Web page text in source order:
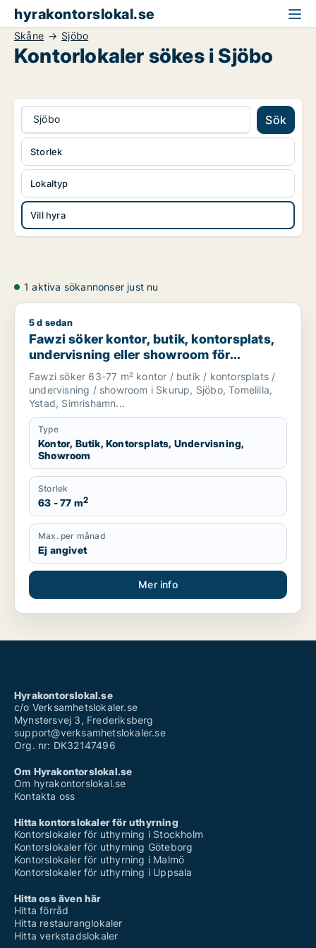
hyrakontorslokal.se
Skåne Sjöbo
Kontorlokaler sökes i Sjöbo
Sjöbo Sök
Lokaltyp
Vill hyra
Storlek
1 aktiva sökannonser just nu
Fawzi söker kontor, butik, kontorsplats, undervisning eller
5 d sedan
Fawzi söker kontor, butik, kontorsplats,
undervisning eller showroom för
uthyrning i Skurup, Sjöbo eller Tomelilla
m.fl.
Fawzi söker 63-77 m² kontor / butik / kontorsplats /
undervisning / showroom i Skurup, Sjöbo, Tomelilla,
Ystad, Simrishamn...
Type
Kontor, Butik, Kontorsplats, Undervisning,
Showroom
Storlek
63 - 77 m2
Max. per månad
Ej angivet
Mer info
Hyrakontorslokal.se
c/o Verksamhetslokaler.se
Mynstersvej 3, Frederiksberg
support@verksamhetslokaler.se
Org. nr: DK32147496
Om Hyrakontorslokal.se
Om hyrakontorslokal.se
Kontakta oss
Hitta kontorslokaler för uthyrning
Kontorslokaler för uthyrning i Stockholm
Kontorslokaler för uthyrning Göteborg
Kontorslokaler för uthyrning i Malmö
Kontorslokaler för uthyrning i Uppsala
Hitta oss även här
Hitta förråd
Hitta restauranglokaler
Hitta verkstadslokaler